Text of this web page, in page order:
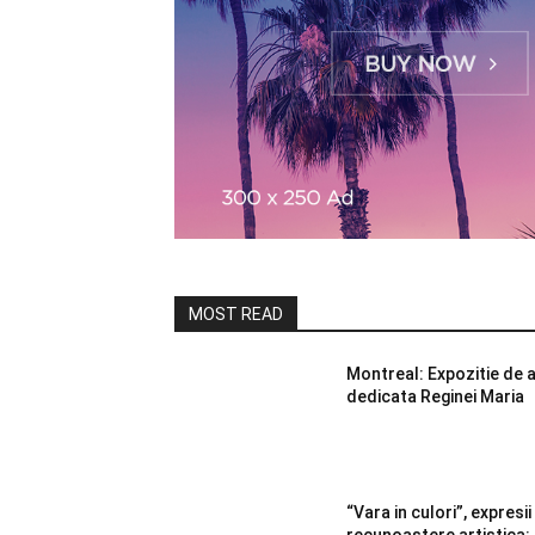
MOST READ
Montreal: Expozitie de
dedicata Reginei Maria
“Vara in culori”,